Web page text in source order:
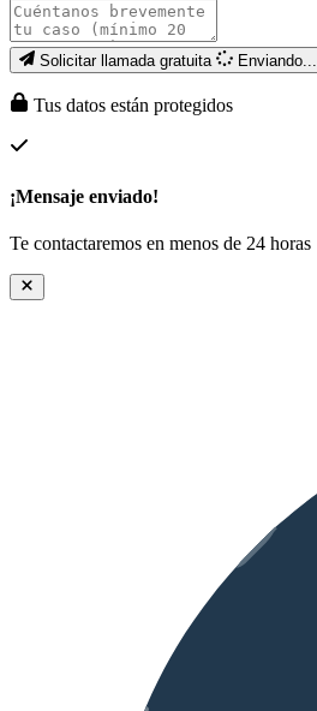
Solicitar llamada gratuita Enviando...
Tus datos están protegidos
¡Mensaje enviado!
Te contactaremos en menos de 24 horas